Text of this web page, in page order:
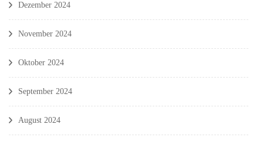
Dezember 2024
November 2024
Oktober 2024
September 2024
August 2024